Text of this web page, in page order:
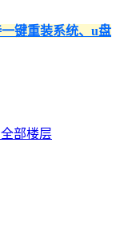
键重装系统、u盘
部楼层